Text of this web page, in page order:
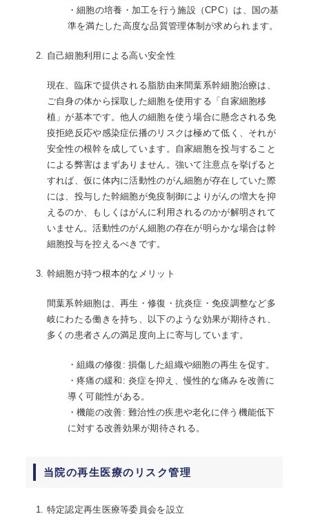
・細胞の培養・加工を行う施設（CPC）は、国の基
準を満たした高度な品質管理体制が求められます。
自己細胞利用による高い安全性
現在、臨床で提供される脂肪由来間葉系幹細胞治療は、
ご自身の体から採取した細胞を使用する「自家細胞移
植」が基本です。他人の細胞を使う場合に懸念される免
疫拒絶反応や感染症伝播のリスクは極めて低く、それが
安全性の根幹を成しています。自家細胞を投与すること
による弊害はまずありません。強いて注意点を挙げると
すれば、仮に体内に活動性のがん細胞が存在していた際
には、投与した幹細胞が免疫制御によりがんの増大を抑
えるのか、もしくはがんに利用されるのかが解明されて
いません。活動性のがん細胞の存在が明らかな場合は幹
細胞投与を控えるべきです。
幹細胞が持つ根本的なメリット
間葉系幹細胞は、再生・修復・抗炎症・免疫調整など多
岐にわたる働きを持ち、以下のような効果が期待され、
多くの患者さんの満足度向上に寄与しています。
・組織の修復: 損傷した組織や細胞の再生を促す。
・疼痛の緩和: 炎症を抑え、慢性的な痛みを改善に
導く可能性がある。
・機能の改善: 難治性の疾患や老化に伴う機能低下
に対する改善効果が期待される。
当院の再生医療のリスク管理
特定認定再生医療等委員会を設立